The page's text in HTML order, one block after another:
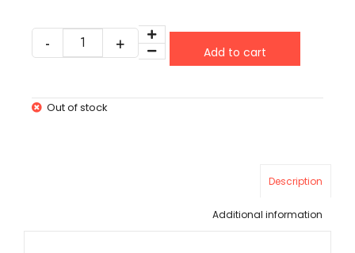
Add to cart
Out of stock
Description
Additional information